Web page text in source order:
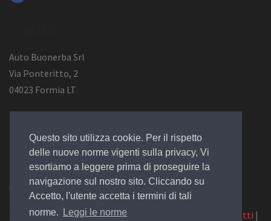
Questo sito utilizza cookie. Per il rispetto
delle nuove norme vigenti sulla privacy, Vi
esortiamo a leggere prima di proseguire la
navigazione sul nostro sito. Cliccando su
Accetto, l'utente accetta i termini di tali
norme.
Leggi le norme
Auto Buonerba Srl
Via Ponteritto, 2
04023 Formia LT
P.Iva 01473730594
© 2019 Design byEGSoft
Cookie|Privacy Law|Azienda Contatti |